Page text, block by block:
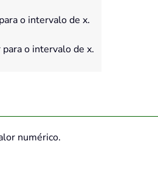
o intervalo de x.
o intervalo de x.
numérico.